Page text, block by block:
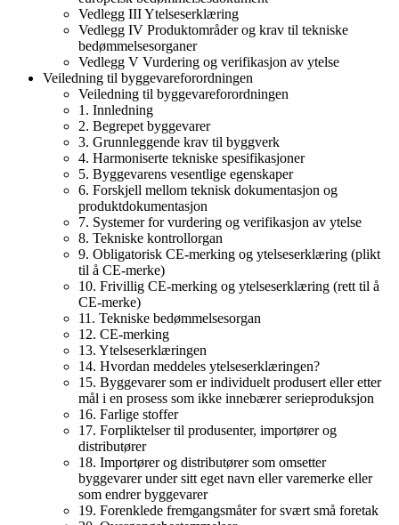
Vedlegg III Ytelseserklæring
Vedlegg IV Produktområder og krav til tekniske
bedømmelsesorganer
Vedlegg V Vurdering og verifikasjon av ytelse
Veiledning til byggevareforordningen
Veiledning til byggevareforordningen
1. Innledning
2. Begrepet byggevarer
3. Grunnleggende krav til byggverk
4. Harmoniserte tekniske spesifikasjoner
5. Byggevarens vesentlige egenskaper
6. Forskjell mellom teknisk dokumentasjon og
produktdokumentasjon
7. Systemer for vurdering og verifikasjon av ytelse
8. Tekniske kontrollorgan
9. Obligatorisk CE-merking og ytelseserklæring (plikt
til å CE-merke)
10. Frivillig CE-merking og ytelseserklæring (rett til å
CE-merke)
11. Tekniske bedømmelsesorgan
12. CE-merking
13. Ytelseserklæringen
14. Hvordan meddeles ytelseserklæringen?
15. Byggevarer som er individuelt produsert eller etter
mål i en prosess som ikke innebærer serieproduksjon
16. Farlige stoffer
17. Forpliktelser til produsenter, importører og
distributører
18. Importører og distributører som omsetter
byggevarer under sitt eget navn eller varemerke eller
som endrer byggevarer
19. Forenklede fremgangsmåter for svært små foretak